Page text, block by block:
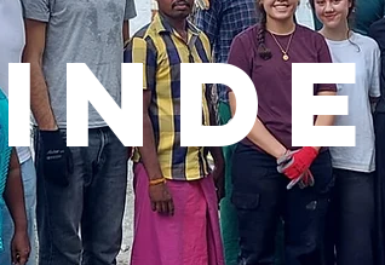
INDE